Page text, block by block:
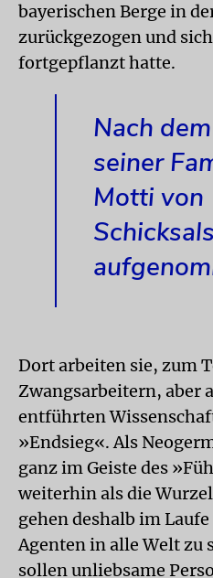
bayerischen Berge in
zurückgezogen und
fortgepflanzt hatte.
Nach
seiner
Motti von
Dort arbeiten sie, zum
Zwangsarbeitern, aber
entführten
»Endsieg«. Als
ganz im Geiste des
weiterhin als die
gehen deshalb im
Agenten in alle Welt zu
sollen unliebsame